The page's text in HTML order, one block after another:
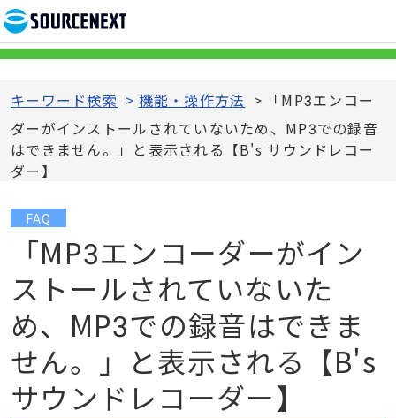
キーワード検索 > 機能・操作方法 >
「MP3エンコー
ダーがインストールされていないため、MP3での録音
はできません。」と表示される【B's サウンドレコー
ダー】
FAQ
「MP3エンコーダーがイン
ストールされていないた
め、MP3での録音はできま
せん。」と表示される【B's
サウンドレコーダー】